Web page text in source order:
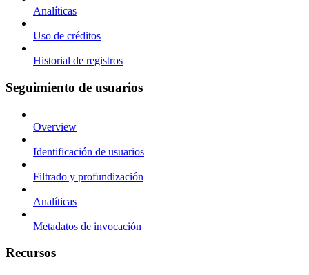
Analíticas
Uso de créditos
Historial de registros
Seguimiento de usuarios
Overview
Identificación de usuarios
Filtrado y profundización
Analíticas
Metadatos de invocación
Recursos